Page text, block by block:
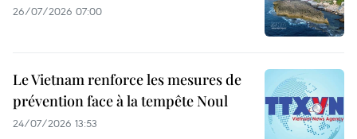
26/07/2026 07:00
Le Vietnam renforce les mesures de
prévention face à la tempête Noul
24/07/2026 13:53